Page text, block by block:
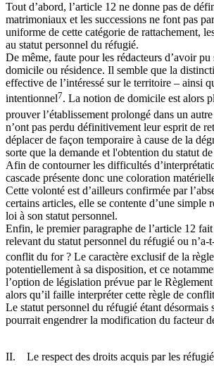
Tout d’abord, l’article 12 ne donne pas de
matrimoniaux et les successions ne font pas
uniforme de cette catégorie de rattachement,
au statut personnel du réfugié.
De même, faute pour les rédacteurs d’avoir
domicile ou résidence. Il semble que la
effective de l’intéressé sur le territoire – ainsi
intentionnel7. La notion de domicile est alors
prouver l’établissement prolongé dans un
n’ont pas perdu définitivement leur esprit de
déplacer de façon temporaire à cause de la
sorte que la demande et l'obtention du statut
Afin de contourner les difficultés
cascade présente donc une coloration
Cette volonté est d’ailleurs confirmée par
certains articles, elle se contente d’une
loi à son statut personnel.
Enfin, le premier paragraphe de l’article 12
relevant du statut personnel du réfugié ou
conflit du for ? Le caractère exclusif de la
potentiellement à sa disposition, et ce
l’option de législation prévue par le
alors qu’il faille interpréter cette règle de
Le statut personnel du réfugié étant
pourrait engendrer la modification du facteur
II. Le respect des droits acquis par les